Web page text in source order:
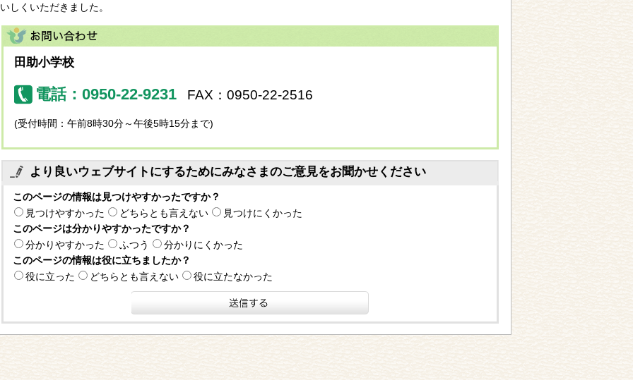
いしくいただきました。
田助小学校
電話：0950-22-9231 FAX：0950-22-2516
(受付時間：午前8時30分～午後5時15分まで)
より良いウェブサイトにするためにみなさまのご意見をお聞かせください
このページの情報は見つけやすかったですか？
見つけやすかった
どちらとも言えない
見つけにくかった
このページは分かりやすかったですか？
分かりやすかった
ふつう
分かりにくかった
このページの情報は役に立ちましたか？
役に立った
どちらとも言えない 役に立たなかった